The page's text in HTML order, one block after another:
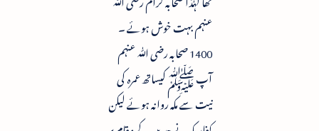
عنہم بہت خوش ہوئے ۔
1400 صحابہ رضی ﷲ عنہم
آپ ﷺ کیساتھ عمرہ کی
نیت سے مکہ روانہ ہوئے لیکن